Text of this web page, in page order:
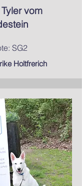
vom
SG2
Holtfrerich